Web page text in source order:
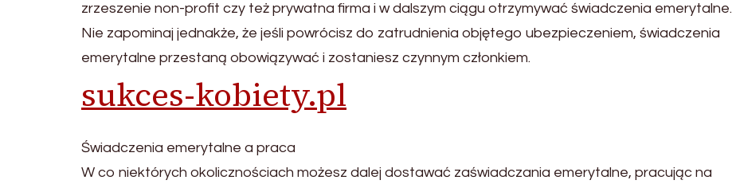
zrzeszenie non-profit czy też prywatna firma i w dalszym ciągu otrzymywać świadczenia emerytalne.
Nie zapominaj jednakże, że jeśli powrócisz do zatrudnienia objętego ubezpieczeniem, świadczenia
emerytalne przestaną obowiązywać i zostaniesz czynnym członkiem.
sukces-kobiety.pl
Świadczenia emerytalne a praca
W co niektórych okolicznościach możesz dalej dostawać zaświadczania emerytalne, pracując na